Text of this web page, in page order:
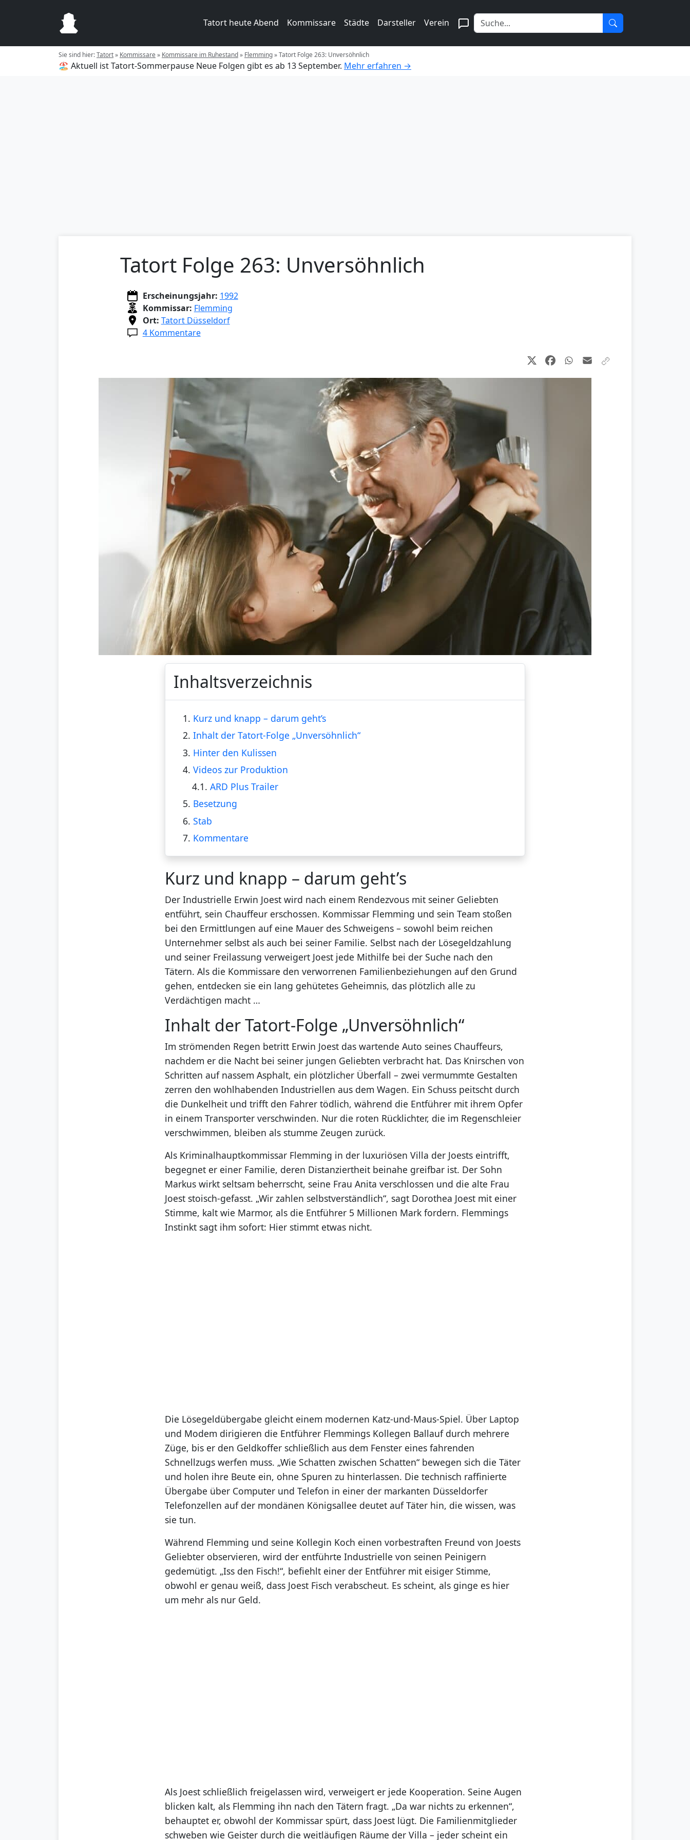
Tatort heute Abend Kommissare Städte Darsteller Verein
Sie sind hier:Tatort» Kommissare» Kommissare im Ruhestand» Flemming»Tatort Folge 263: Unversöhnlich
🏖️ Aktuell ist Tatort-Sommerpause Neue Folgen gibt es ab 13 September. Mehr erfahren →
Tatort Folge 263: Unversöhnlich
Erscheinungsjahr: 1992
Kommissar: Flemming
Ort: Tatort Düsseldorf
4 Kommentare
Inhaltsverzeichnis
1. Kurz und knapp – darum geht’s
2. Inhalt der Tatort-Folge „Unversöhnlich“
3. Hinter den Kulissen
4. Videos zur Produktion
4.1. ARD Plus Trailer
5. Besetzung
6. Stab
7. Kommentare
Kurz und knapp – darum geht’s
Der Industrielle Erwin Joest wird nach einem Rendezvous mit seiner Geliebten
entführt, sein Chauffeur erschossen. Kommissar Flemming und sein Team stoßen
bei den Ermittlungen auf eine Mauer des Schweigens – sowohl beim reichen
Unternehmer selbst als auch bei seiner Familie. Selbst nach der Lösegeldzahlung
und seiner Freilassung verweigert Joest jede Mithilfe bei der Suche nach den
Tätern. Als die Kommissare den verworrenen Familienbeziehungen auf den Grund
gehen, entdecken sie ein lang gehütetes Geheimnis, das plötzlich alle zu
Verdächtigen macht …
Inhalt der Tatort-Folge „Unversöhnlich“
Im strömenden Regen betritt Erwin Joest das wartende Auto seines Chauffeurs,
nachdem er die Nacht bei seiner jungen Geliebten verbracht hat. Das Knirschen von
Schritten auf nassem Asphalt, ein plötzlicher Überfall – zwei vermummte Gestalten
zerren den wohlhabenden Industriellen aus dem Wagen. Ein Schuss peitscht durch
die Dunkelheit und trifft den Fahrer tödlich, während die Entführer mit ihrem Opfer
in einem Transporter verschwinden. Nur die roten Rücklichter, die im Regenschleier
verschwimmen, bleiben als stumme Zeugen zurück.
Als Kriminalhauptkommissar Flemming in der luxuriösen Villa der Joests eintrifft,
begegnet er einer Familie, deren Distanziertheit beinahe greifbar ist. Der Sohn
Markus wirkt seltsam beherrscht, seine Frau Anita verschlossen und die alte Frau
Joest stoisch-gefasst. „Wir zahlen selbstverständlich“, sagt Dorothea Joest mit einer
Stimme, kalt wie Marmor, als die Entführer 5 Millionen Mark fordern. Flemmings
Instinkt sagt ihm sofort: Hier stimmt etwas nicht.
Die Lösegeldübergabe gleicht einem modernen Katz-und-Maus-Spiel. Über Laptop
und Modem dirigieren die Entführer Flemmings Kollegen Ballauf durch mehrere
Züge, bis er den Geldkoffer schließlich aus dem Fenster eines fahrenden
Schnellzugs werfen muss. „Wie Schatten zwischen Schatten“ bewegen sich die Täter
und holen ihre Beute ein, ohne Spuren zu hinterlassen. Die technisch raffinierte
Übergabe über Computer und Telefon in einer der markanten Düsseldorfer
Telefonzellen auf der mondänen Königsallee deutet auf Täter hin, die wissen, was
sie tun.
Während Flemming und seine Kollegin Koch einen vorbestraften Freund von Joests
Geliebter observieren, wird der entführte Industrielle von seinen Peinigern
gedemütigt. „Iss den Fisch!“, befiehlt einer der Entführer mit eisiger Stimme,
obwohl er genau weiß, dass Joest Fisch verabscheut. Es scheint, als ginge es hier
um mehr als nur Geld.
Als Joest schließlich freigelassen wird, verweigert er jede Kooperation. Seine Augen
blicken kalt, als Flemming ihn nach den Tätern fragt. „Da war nichts zu erkennen“,
behauptet er, obwohl der Kommissar spürt, dass Joest lügt. Die Familienmitglieder
schweben wie Geister durch die weitläufigen Räume der Villa – jeder scheint ein